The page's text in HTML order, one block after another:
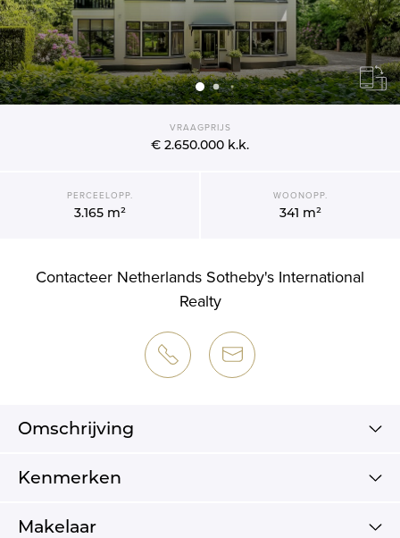
VRAAGPRIJS
€ 2.650.000 k.k.
PERCEELOPP.
3.165 m²
WOONOPP.
341 m²
Contacteer Netherlands Sotheby's International
Realty
Omschrijving
Kenmerken
Makelaar